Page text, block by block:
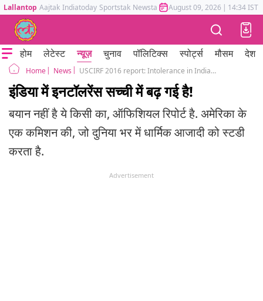
Lallantop Aajtak Indiatoday Sportstak Newstak Mumbai Tak Astrotak
August 09, 2026 | 14:34 IST
होम लेटेस्ट न्यूज़ चुनाव पॉलिटिक्स स्पोर्ट्स मौसम देश
Home News USCIRF 2016 report: Intolerance in India rose in 2015
इंडिया में इनटॉलरेंस सच्ची में बढ़ गई है!
बयान नहीं है ये किसी का, ऑफिशियल रिपोर्ट है. अमेरिका के
एक कमिशन की, जो दुनिया भर में धार्मिक आजादी को स्टडी
करता है.
Advertisement